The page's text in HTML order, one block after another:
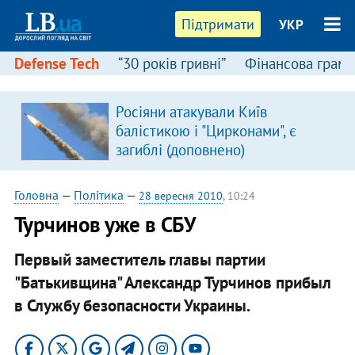
Підтримати УКР
Defense Tech “30 років гривні” Фінансова
Росіяни атакували Київ
балістикою і "Цирконами", є
загиблі (доповнено)
Головна — Політика — 28 вересня 2010, 10:24
Турчинов уже в СБУ
Первый заместитель главы партии
"Батькивщина" Александр Турчинов прибыл
в Службу безопасности Украины.